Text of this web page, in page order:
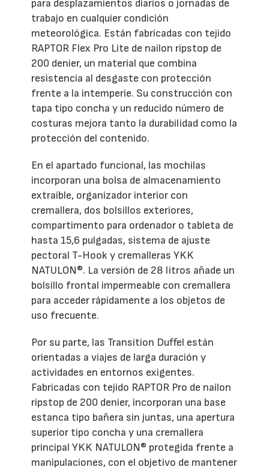
para desplazamientos diarios o jornadas de
trabajo en cualquier condición
meteorológica. Están fabricadas con tejido
RAPTOR Flex Pro Lite de nailon ripstop de
200 denier, un material que combina
resistencia al desgaste con protección
frente a la intemperie. Su construcción con
tapa tipo concha y un reducido número de
costuras mejora tanto la durabilidad como la
protección del contenido.
En el apartado funcional, las mochilas
incorporan una bolsa de almacenamiento
extraíble, organizador interior con
cremallera, dos bolsillos exteriores,
compartimento para ordenador o tableta de
hasta 15,6 pulgadas, sistema de ajuste
pectoral T-Hook y cremalleras YKK
NATULON®. La versión de 28 litros añade un
bolsillo frontal impermeable con cremallera
para acceder rápidamente a los objetos de
uso frecuente.
Por su parte, las Transition Duffel están
orientadas a viajes de larga duración y
actividades en entornos exigentes.
Fabricadas con tejido RAPTOR Pro de nailon
ripstop de 200 denier, incorporan una base
estanca tipo bañera sin juntas, una apertura
superior tipo concha y una cremallera
principal YKK NATULON® protegida frente a
manipulaciones, con el objetivo de mantener